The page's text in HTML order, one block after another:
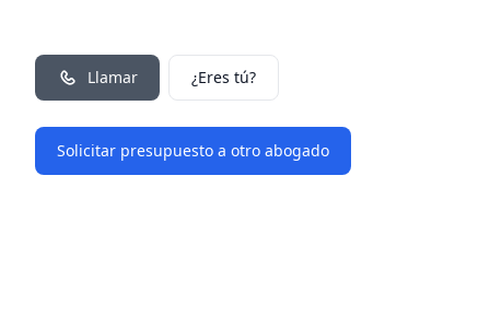
Llamar ¿Eres tú?
Solicitar presupuesto a otro abogado